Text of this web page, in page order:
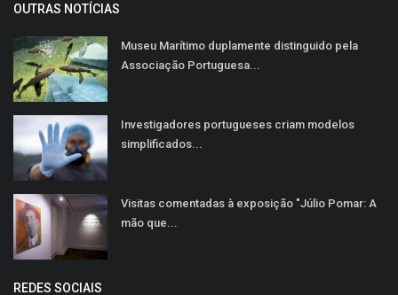
OUTRAS NOTÍCIAS
Museu Marítimo duplamente distinguido pela
Associação Portuguesa...
Investigadores portugueses criam modelos
simplificados...
Visitas comentadas à exposição "Júlio Pomar: A
mão que...
REDES SOCIAIS